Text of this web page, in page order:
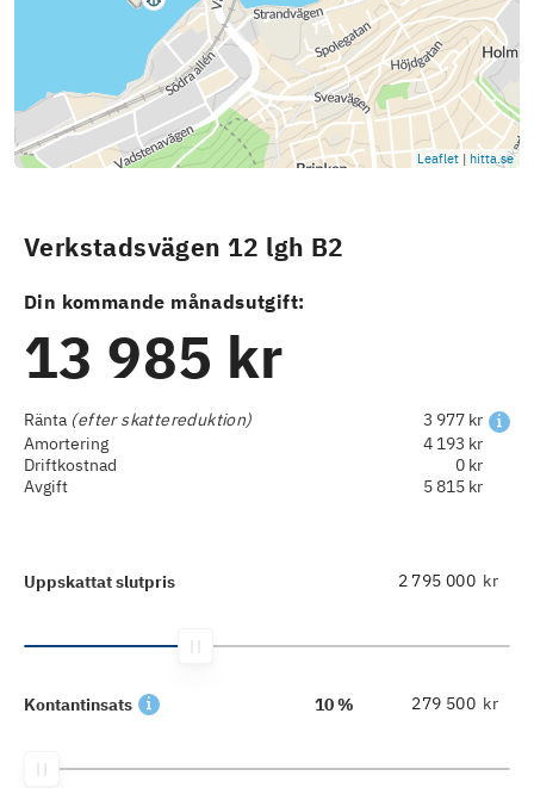
Leaflet | hitta.se
Verkstadsvägen 12 lgh B2
Din kommande månadsutgift:
13 985 kr
Ränta (efter skattereduktion)
3 977 kr
Amortering
4 193 kr
Driftkostnad
0 kr
Avgift
5 815 kr
Uppskattat slutpris kr
Kontantinsats 10 % kr